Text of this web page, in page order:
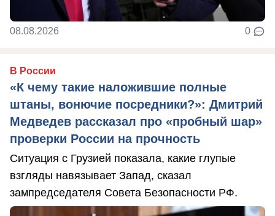
08.08.2026 0
В России
«К чему такие наложившие полные
штаны, вонючие посредники?»: Дмитрий
Медведев рассказал про «пробный шар»
проверки России на прочность
Ситуация с Грузией показала, какие глупые
взгляды навязывает Запад, сказал
зампредседателя Совета Безопасности РФ.